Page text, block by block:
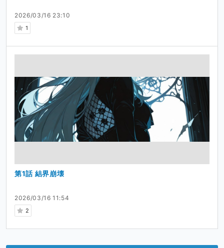
2026/03/16 23:10
1
2026/03/16 11:54
2
第1話 結界崩壊